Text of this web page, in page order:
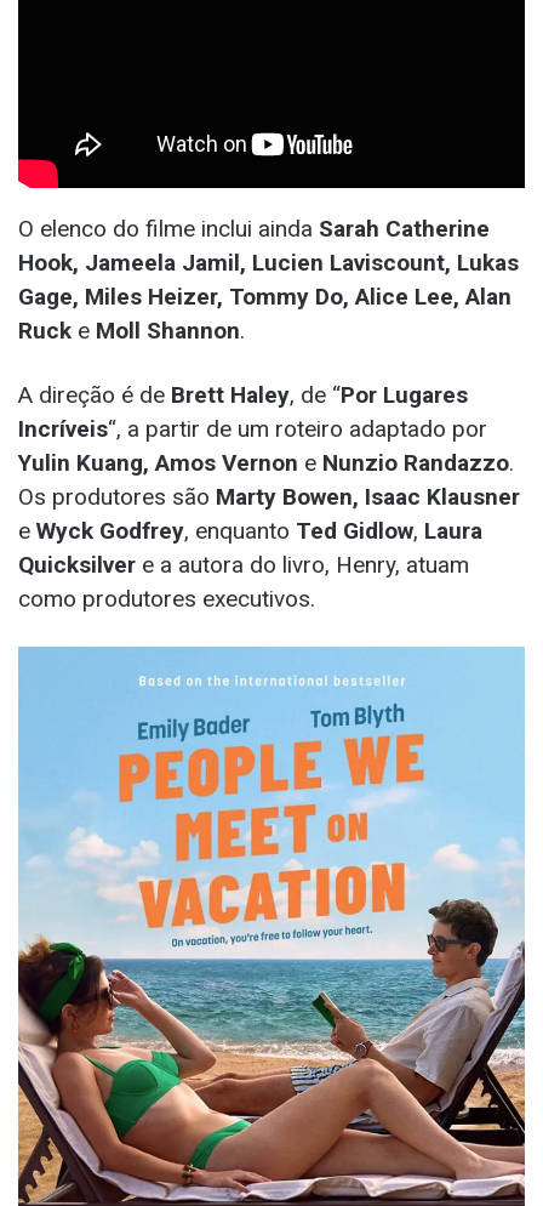
O elenco do filme inclui ainda Sarah Catherine
Hook, Jameela Jamil, Lucien Laviscount, Lukas
Gage, Miles Heizer, Tommy Do, Alice Lee, Alan
Ruck e Moll Shannon.
A direção é de Brett Haley, de “Por Lugares
Incríveis“, a partir de um roteiro adaptado por
Yulin Kuang, Amos Vernon e Nunzio Randazzo.
Os produtores são Marty Bowen, Isaac Klausner
e Wyck Godfrey, enquanto Ted Gidlow, Laura
Quicksilver e a autora do livro, Henry, atuam
como produtores executivos.